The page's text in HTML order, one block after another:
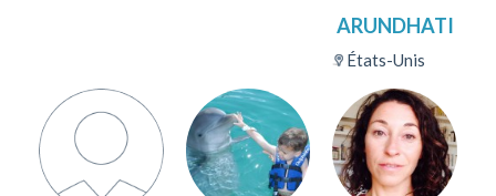
ARUNDHATI
États-Unis